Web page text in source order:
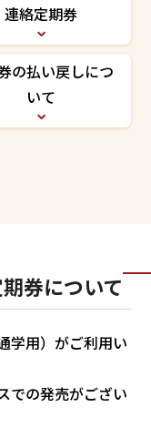
連絡定期券
の払い戻しにつ
いて
券について
学用）がご利用い
での発売がござい